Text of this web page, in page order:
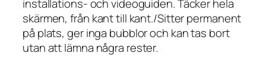
installations- och videoguiden. Täcker hela
skärmen, från kant till kant./Sitter permanent
på plats, ger inga bubblor och kan tas bort
utan att lämna några rester.